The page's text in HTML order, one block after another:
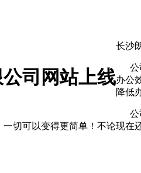
司网站上线
长沙
公
办公
降低
公
切可以变得更简单！不论现